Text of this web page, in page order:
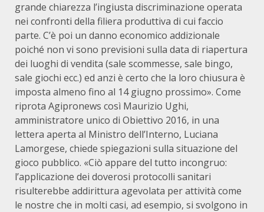
grande chiarezza l’ingiusta discriminazione operata
nei confronti della filiera produttiva di cui faccio
parte. C’è poi un danno economico addizionale
poiché non vi sono previsioni sulla data di riapertura
dei luoghi di vendita (sale scommesse, sale bingo,
sale giochi ecc.) ed anzi è certo che la loro chiusura è
imposta almeno fino al 14 giugno prossimo». Come
riprota Agipronews così Maurizio Ughi,
amministratore unico di Obiettivo 2016, in una
lettera aperta al Ministro dell’Interno, Luciana
Lamorgese, chiede spiegazioni sulla situazione del
gioco pubblico. «Ciò appare del tutto incongruo:
l’applicazione dei doverosi protocolli sanitari
risulterebbe addirittura agevolata per attività come
le nostre che in molti casi, ad esempio, si svolgono in